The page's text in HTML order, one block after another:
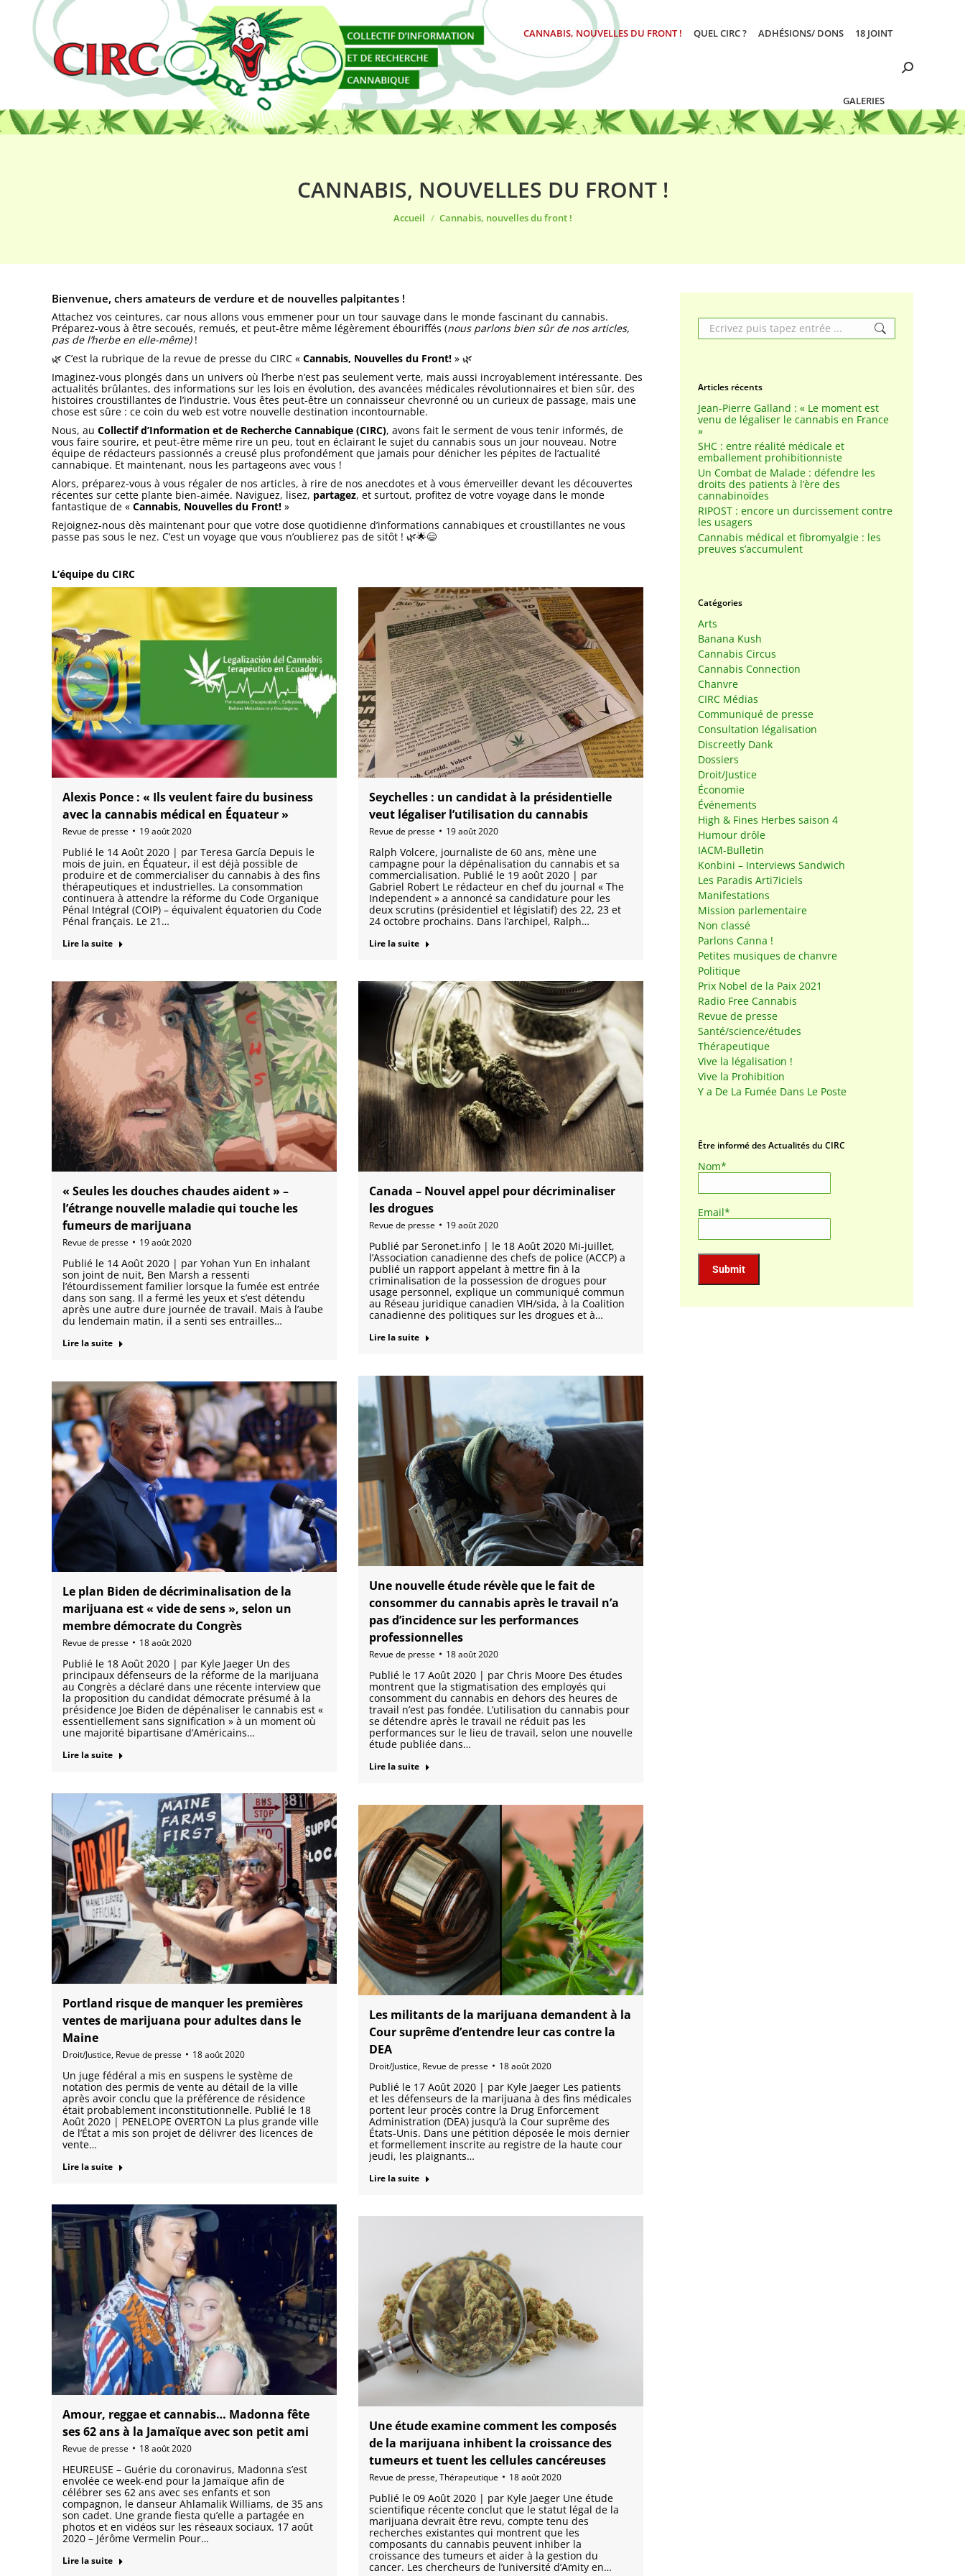
CANNABIS, NOUVELLES DU FRONT ! QUEL CIRC ? ADHÉSIONS/ DONS 18 JOINT
GALERIES
Search:
CANNABIS, NOUVELLES DU FRONT !
Accueil Cannabis, nouvelles du front !
Bienvenue, chers amateurs de verdure et de nouvelles palpitantes !
Attachez vos ceintures, car nous allons vous emmener pour un tour sauvage dans le monde fascinant du cannabis.
Préparez-vous à être secoués, remués, et peut-être même légèrement ébouriffés (nous parlons bien sûr de nos articles,
pas de l’herbe en elle-même)!
🌿 C’est la rubrique de la revue de presse du CIRC « Cannabis, Nouvelles du Front! » 🌿
Imaginez-vous plongés dans un univers où l’herbe n’est pas seulement verte, mais aussi incroyablement intéressante. Des
actualités brûlantes, des informations sur les lois en évolution, des avancées médicales révolutionnaires et bien sûr, des
histoires croustillantes de l’industrie. Vous êtes peut-être un connaisseur chevronné ou un curieux de passage, mais une
chose est sûre : ce coin du web est votre nouvelle destination incontournable.
Nous, au Collectif d’Information et de Recherche Cannabique (CIRC), avons fait le serment de vous tenir informés, de
vous faire sourire, et peut-être même rire un peu, tout en éclairant le sujet du cannabis sous un jour nouveau. Notre
équipe de rédacteurs passionnés a creusé plus profondément que jamais pour dénicher les pépites de l’actualité
cannabique. Et maintenant, nous les partageons avec vous !
Alors, préparez-vous à vous régaler de nos articles, à rire de nos anecdotes et à vous émerveiller devant les découvertes
récentes sur cette plante bien-aimée. Naviguez, lisez, partagez, et surtout, profitez de votre voyage dans le monde
fantastique de « Cannabis, Nouvelles du Front! »
Rejoignez-nous dès maintenant pour que votre dose quotidienne d’informations cannabiques et croustillantes ne vous
passe pas sous le nez. C’est un voyage que vous n’oublierez pas de sitôt ! 🌿🌟😄
L’équipe du CIRC
Alexis Ponce : « Ils veulent faire du business
avec la cannabis médical en Équateur »
Revue de presse 19 août 2020
Publié le 14 Août 2020 | par Teresa García Depuis le
mois de juin, en Équateur, il est déjà possible de
produire et de commercialiser du cannabis à des fins
thérapeutiques et industrielles. La consommation
continuera à attendre la réforme du Code Organique
Pénal Intégral (COIP) – équivalent équatorien du Code
Pénal français. Le 21…
Lire la suite
Seychelles : un candidat à la présidentielle
veut légaliser l’utilisation du cannabis
Revue de presse 19 août 2020
Ralph Volcere, journaliste de 60 ans, mène une
campagne pour la dépénalisation du cannabis et sa
commercialisation. Publié le 19 août 2020 | par
Gabriel Robert Le rédacteur en chef du journal « The
Independent » a annoncé sa candidature pour les
deux scrutins (présidentiel et législatif) des 22, 23 et
24 octobre prochains. Dans l’archipel, Ralph…
Lire la suite
« Seules les douches chaudes aident » –
l’étrange nouvelle maladie qui touche les
fumeurs de marijuana
Revue de presse 19 août 2020
Publié le 14 Août 2020 | par Yohan Yun En inhalant
son joint de nuit, Ben Marsh a ressenti
l’étourdissement familier lorsque la fumée est entrée
dans son sang. Il a fermé les yeux et s’est détendu
après une autre dure journée de travail. Mais à l’aube
du lendemain matin, il a senti ses entrailles…
Lire la suite
Canada – Nouvel appel pour décriminaliser
les drogues
Revue de presse 19 août 2020
Publié par Seronet.info | le 18 Août 2020 Mi-juillet,
l’Association canadienne des chefs de police (ACCP) a
publié un rapport appelant à mettre fin à la
criminalisation de la possession de drogues pour
usage personnel, explique un communiqué commun
au Réseau juridique canadien VIH/sida, à la Coalition
canadienne des politiques sur les drogues et à…
Lire la suite
Une nouvelle étude révèle que le fait de
consommer du cannabis après le travail n’a
pas d’incidence sur les performances
professionnelles
Revue de presse 18 août 2020
Publié le 17 Août 2020 | par Chris Moore Des études
montrent que la stigmatisation des employés qui
consomment du cannabis en dehors des heures de
travail n’est pas fondée. L’utilisation du cannabis pour
se détendre après le travail ne réduit pas les
performances sur le lieu de travail, selon une nouvelle
étude publiée dans…
Lire la suite
Le plan Biden de décriminalisation de la
marijuana est « vide de sens », selon un
membre démocrate du Congrès
Revue de presse 18 août 2020
Publié le 18 Août 2020 | par Kyle Jaeger Un des
principaux défenseurs de la réforme de la marijuana
au Congrès a déclaré dans une récente interview que
la proposition du candidat démocrate présumé à la
présidence Joe Biden de dépénaliser le cannabis est «
essentiellement sans signification » à un moment où
une majorité bipartisane d’Américains…
Lire la suite
Portland risque de manquer les premières
ventes de marijuana pour adultes dans le
Maine
Droit/Justice, Revue de presse 18 août 2020
Un juge fédéral a mis en suspens le système de
notation des permis de vente au détail de la ville
après avoir conclu que la préférence de résidence
était probablement inconstitutionnelle. Publié le 18
Août 2020 | PENELOPE OVERTON La plus grande ville
de l’État a mis son projet de délivrer des licences de
vente…
Lire la suite
Les militants de la marijuana demandent à la
Cour suprême d’entendre leur cas contre la
DEA
Droit/Justice, Revue de presse 18 août 2020
Publié le 17 Août 2020 | par Kyle Jaeger Les patients
et les défenseurs de la marijuana à des fins médicales
portent leur procès contre la Drug Enforcement
Administration (DEA) jusqu’à la Cour suprême des
États-Unis. Dans une pétition déposée le mois dernier
et formellement inscrite au registre de la haute cour
jeudi, les plaignants…
Lire la suite
Amour, reggae et cannabis… Madonna fête
ses 62 ans à la Jamaïque avec son petit ami
Revue de presse 18 août 2020
HEUREUSE – Guérie du coronavirus, Madonna s’est
envolée ce week-end pour la Jamaïque afin de
célébrer ses 62 ans avec ses enfants et son
compagnon, le danseur Ahlamalik Williams, de 35 ans
son cadet. Une grande fiesta qu’elle a partagée en
photos et en vidéos sur les réseaux sociaux. 17 août
2020 – Jérôme Vermelin Pour…
Lire la suite
Une étude examine comment les composés
de la marijuana inhibent la croissance des
tumeurs et tuent les cellules cancéreuses
Revue de presse,Thérapeutique 18 août 2020
Publié le 09 Août 2020 | par Kyle Jaeger Une étude
scientifique récente conclut que le statut légal de la
marijuana devrait être revu, compte tenu des
recherches existantes qui montrent que les
composants du cannabis peuvent inhiber la
croissance des tumeurs et aider à la gestion du
cancer. Les chercheurs de l’université d’Amity en…
Search:
Articles récents
Jean-Pierre Galland : « Le moment est
venu de légaliser le cannabis en France
»
SHC : entre réalité médicale et
emballement prohibitionniste
Un Combat de Malade : défendre les
droits des patients à l’ère des
cannabinoïdes
RIPOST : encore un durcissement contre
les usagers
Cannabis médical et fibromyalgie : les
preuves s’accumulent
Catégories
Arts
Banana Kush
Cannabis Circus
Cannabis Connection
Chanvre
CIRC Médias
Communiqué de presse
Consultation légalisation
Discreetly Dank
Dossiers
Droit/Justice
Économie
Événements
High & Fines Herbes saison 4
Humour drôle
IACM-Bulletin
Konbini – Interviews Sandwich
Les Paradis Arti7iciels
Manifestations
Mission parlementaire
Non classé
Parlons Canna !
Petites musiques de chanvre
Politique
Prix Nobel de la Paix 2021
Radio Free Cannabis
Revue de presse
Santé/science/études
Thérapeutique
Vive la légalisation !
Vive la Prohibition
Y a De La Fumée Dans Le Poste
Être informé des Actualités du CIRC
Nom*
Email*